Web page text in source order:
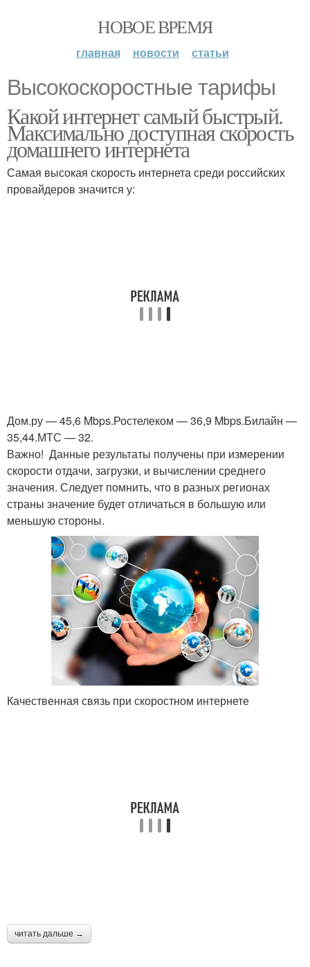
НОВОЕ ВРЕМЯ
главная новости статьи
Высокоскоростные тарифы
Какой интернет самый быстрый.
Максимально доступная скорость
домашнего интернета
Самая высокая скорость интернета среди российских
провайдеров значится у:
Дом.ру — 45,6 Mbps.Ростелеком — 36,9 Mbps.Билайн —
35,44.МТС — 32.
Важно! Данные результаты получены при измерении
скорости отдачи, загрузки, и вычислении среднего
значения. Следует помнить, что в разных регионах
страны значение будет отличаться в большую или
меньшую стороны.
Качественная связь при скоростном интернете
читать дальше →